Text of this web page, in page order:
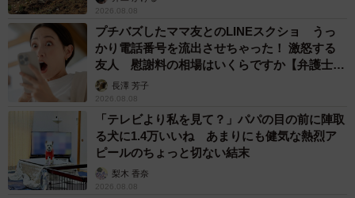
2026.08.08
プチバズしたママ友とのLINEスクショ うっ
かり電話番号を流出させちゃった！ 激怒する
友人 慰謝料の相場はいくらですか【弁護士が
解説】長澤 芳子
2026.08.08
「テレビより私を見て？」パパの目の前に陣取
る犬に1.4万いいね あまりにも健気な熱烈ア
ピールのちょっと切ない結末
梨木 香奈
2026.08.08